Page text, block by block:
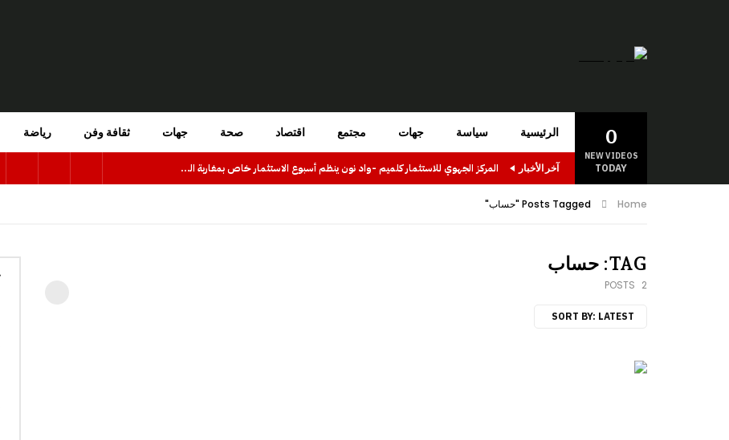
0
NEW VIDEOS
TODAY
الرئيسية سياسة جهات مجتمع اقتصاد صحة جهات ثقافة وفن رياضة
آخر الأخبار المركز الجهوي للاستثمار كلميم -واد نون ينظم أسبوع الاستثمار خاص بمغاربة العالم تحت شعار “مغاربة العالم في قلب دينامية الاستثمار الوطني”
Home Posts Tagged "حساب"
TAG: حساب
2 POSTS
SORT BY: LATEST